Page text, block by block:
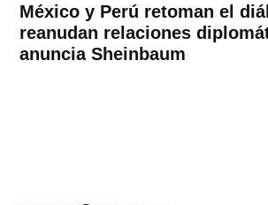
México y Perú retoman el
reanudan relaciones
anuncia Sheinbaum